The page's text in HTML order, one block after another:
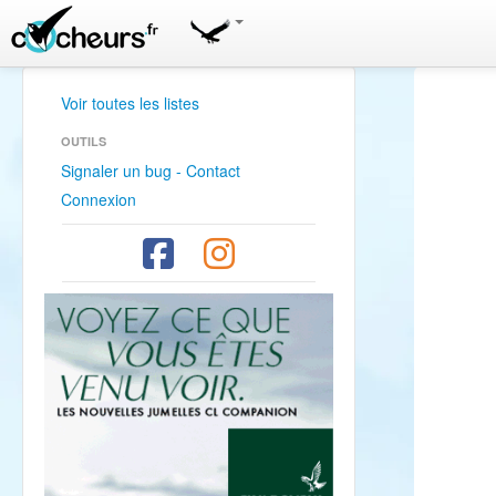
Voir toutes les listes
OUTILS
Signaler un bug - Contact
Connexion